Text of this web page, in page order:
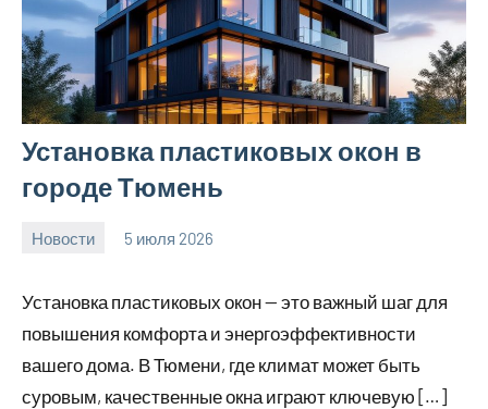
Установка пластиковых окон в
городе Тюмень
Новости 5 июля 2026
Установка пластиковых окон — это важный шаг для
повышения комфорта и энергоэффективности
вашего дома. В Тюмени, где климат может быть
суровым, качественные окна играют ключевую […]